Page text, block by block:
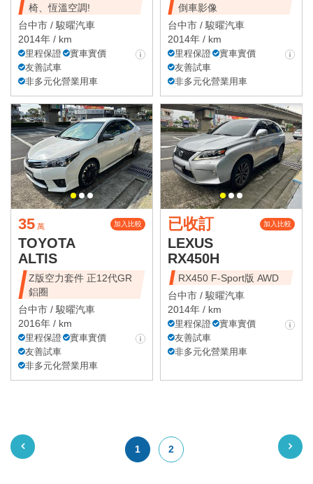
椅、恆溫空調!
台中市 / 駿曜汽車
2014年 / km
里程保證
實車實價
友善試車
非多元化營業用車
倒車影像
台中市 / 駿曜汽車
2014年 / km
里程保證
實車實價
友善試車
非多元化營業用車
35 萬 加入比較
TOYOTA
ALTIS
Z版空力套件 正12代GR
鋁圈
台中市 / 駿曜汽車
2016年 / km
里程保證
實車實價
友善試車
非多元化營業用車
已收訂 加入比較
LEXUS
RX450H
RX450 F-Sport版 AWD
台中市 / 駿曜汽車
2014年 / km
里程保證
實車實價
友善試車
非多元化營業用車
1 2